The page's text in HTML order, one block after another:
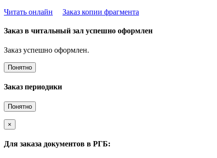
Читать онлайн
Заказ копии фрагмента
Заказ в читальный зал успешно оформлен
Заказ успешно оформлен.
Понятно
Заказ периодики
Понятно
×
Для заказа документов в РГБ: